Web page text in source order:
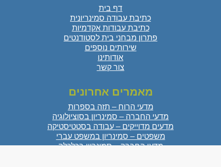
דף בית
כתיבת עבודה סמינריונית
כתיבת עבודות אקדמיות
פתרון מבחני בית לסטודנטים
שירותים נוספים
אודותינו
צור קשר
מאמרים אחרונים
מדעי הרוח – תזה בספרות
מדעי החברה – סמינריון בסוציולוגיה
מדעים מדוייקים – עבודה בסטטיסטיקה
משפטים – סמינריון במשפט עברי
מדעי החברה – סמינריון בכלכלה